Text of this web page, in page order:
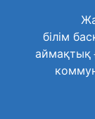
білім
аймақтық